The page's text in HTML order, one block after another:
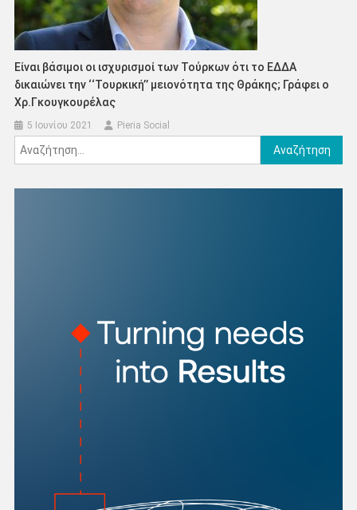
Είναι βάσιμοι οι ισχυρισμοί των Τούρκων ότι το ΕΔΔΑ
δικαιώνει την ‘‘Τουρκική’’ μειονότητα της Θράκης; Γράφει ο
Χρ.Γκουγκουρέλας
5 Ιουνίου 2021 Pieria Social
Αναζήτηση
για: